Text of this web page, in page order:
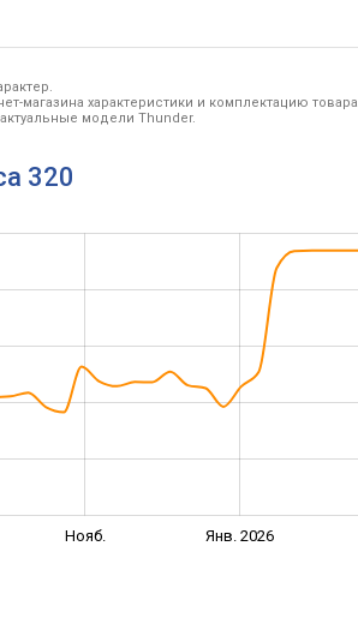
магазина характеристики и комплектацию товара
модели Thunder.
320
Нояб. Янв. 2026